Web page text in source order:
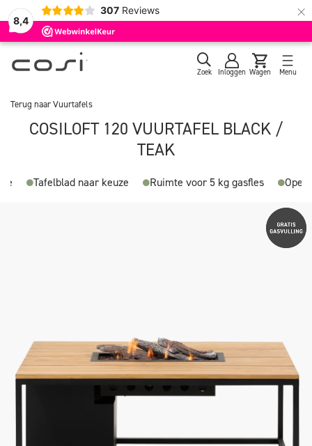
8,4
307 Reviews ×
Zoek Inloggen Wagen Menu
Terug naarVuurtafels
COSILOFT 120 VUURTAFEL BLACK /
TEAK
Tafelblad naar keuze Ruimte voor 5 kg gasfles